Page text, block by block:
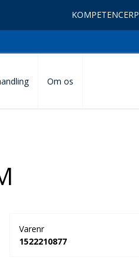
KOMPETENCER
Om os
Varenr
1522210877